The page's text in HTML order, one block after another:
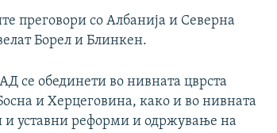
преговори со Албанија и Северна
Борел и Блинкен.
се обединети во нивната цврста
и Херцеговина, како и во нивната
и уставни реформи и одржување на